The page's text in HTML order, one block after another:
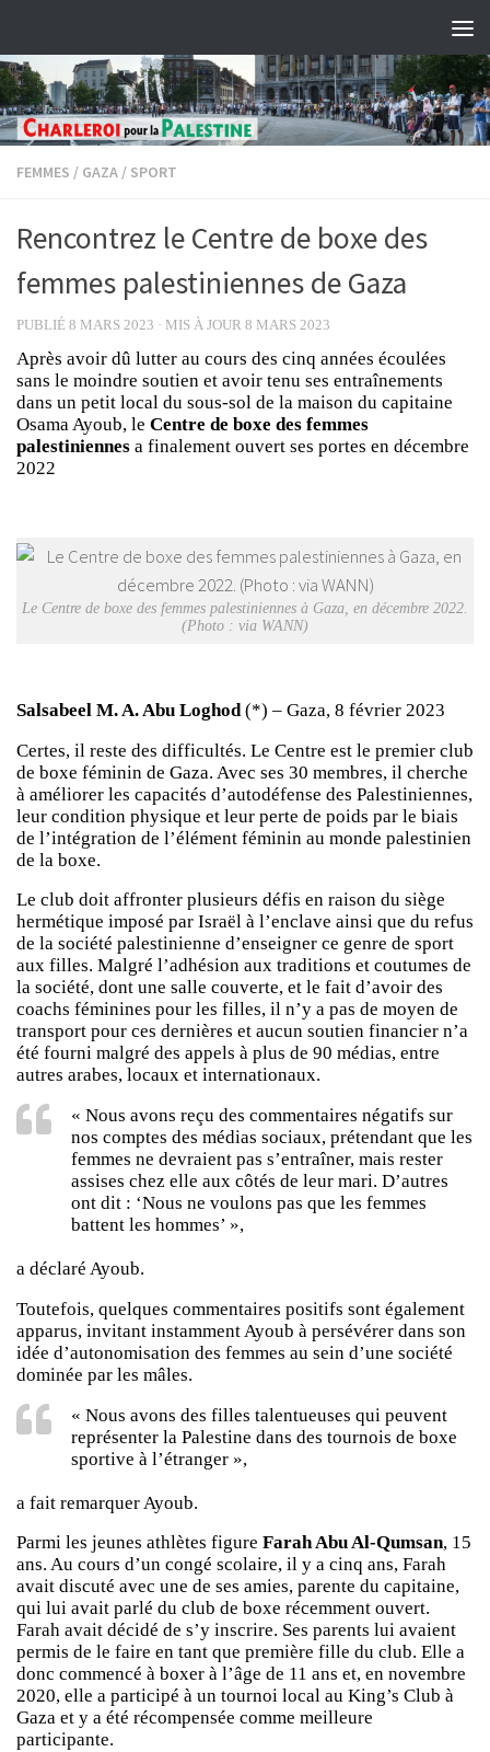
FEMMES / GAZA / SPORT
Rencontrez le Centre de boxe des
femmes palestiniennes de Gaza
PUBLIÉ 8 MARS 2023 · MIS À JOUR 8 MARS 2023
Après avoir dû lutter au cours des cinq années écoulées
sans le moindre soutien et avoir tenu ses entraînements
dans un petit local du sous-sol de la maison du capitaine
Osama Ayoub, le Centre de boxe des femmes
palestiniennes a finalement ouvert ses portes en décembre
2022
Le Centre de boxe des femmes palestiniennes à Gaza, en décembre 2022.
(Photo : via WANN)
Salsabeel M. A. Abu Loghod(*) – Gaza, 8 février 2023
Certes, il reste des difficultés. Le Centre est le premier club
de boxe féminin de Gaza. Avec ses 30 membres, il cherche
à améliorer les capacités d’autodéfense des Palestiniennes,
leur condition physique et leur perte de poids par le biais
de l’intégration de l’élément féminin au monde palestinien
de la boxe.
Le club doit affronter plusieurs défis en raison du siège
hermétique imposé par Israël à l’enclave ainsi que du refus
de la société palestinienne d’enseigner ce genre de sport
aux filles. Malgré l’adhésion aux traditions et coutumes de
la société, dont une salle couverte, et le fait d’avoir des
coachs féminines pour les filles, il n’y a pas de moyen de
transport pour ces dernières et aucun soutien financier n’a
été fourni malgré des appels à plus de 90 médias, entre
autres arabes, locaux et internationaux.
« Nous avons reçu des commentaires négatifs sur
nos comptes des médias sociaux, prétendant que les
femmes ne devraient pas s’entraîner, mais rester
assises chez elle aux côtés de leur mari. D’autres
ont dit : ‘Nous ne voulons pas que les femmes
battent les hommes’ »,
a déclaré Ayoub.
Toutefois, quelques commentaires positifs sont également
apparus, invitant instamment Ayoub à persévérer dans son
idée d’autonomisation des femmes au sein d’une société
dominée par les mâles.
« Nous avons des filles talentueuses qui peuvent
représenter la Palestine dans des tournois de boxe
sportive à l’étranger »,
a fait remarquer Ayoub.
Parmi les jeunes athlètes figure Farah Abu Al-Qumsan, 15
ans. Au cours d’un congé scolaire, il y a cinq ans, Farah
avait discuté avec une de ses amies, parente du capitaine,
qui lui avait parlé du club de boxe récemment ouvert.
Farah avait décidé de s’y inscrire. Ses parents lui avaient
permis de le faire en tant que première fille du club. Elle a
donc commencé à boxer à l’âge de 11 ans et, en novembre
2020, elle a participé à un tournoi local au King’s Club à
Gaza et y a été récompensée comme meilleure
participante.